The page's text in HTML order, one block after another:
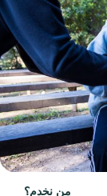
من نخدم؟